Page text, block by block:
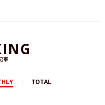
事
TOTAL